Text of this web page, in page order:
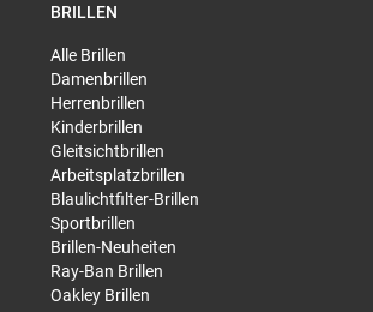
BRILLEN
Alle Brillen
Damenbrillen
Herrenbrillen
Kinderbrillen
Gleitsichtbrillen
Arbeitsplatzbrillen
Blaulichtfilter-Brillen
Sportbrillen
Brillen-Neuheiten
Ray-Ban Brillen
Oakley Brillen